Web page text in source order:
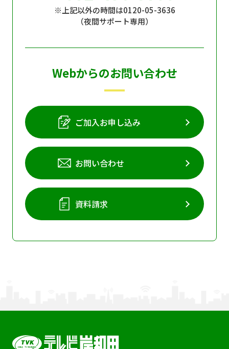
※上記以外の時間は0120-05-3636
（夜間サポート専用）
Webからのお問い合わせ
ご加入お申し込み
お問い合わせ
資料請求